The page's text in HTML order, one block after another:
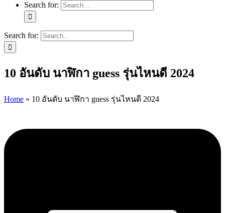
Search for:
Search for:
10 อันดับ นาฬิกา guess รุ่นไหนดี 2024
Home » 10 อันดับ นาฬิกา guess รุ่นไหนดี 2024